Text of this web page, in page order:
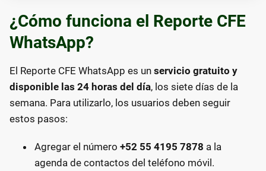
¿Cómo funciona el Reporte CFE
WhatsApp?
El Reporte CFE WhatsApp es un servicio gratuito y
disponible las 24 horas del día, los siete días de la
semana. Para utilizarlo, los usuarios deben seguir
estos pasos:
Agregar el número +52 55 4195 7878 a la
agenda de contactos del teléfono móvil.